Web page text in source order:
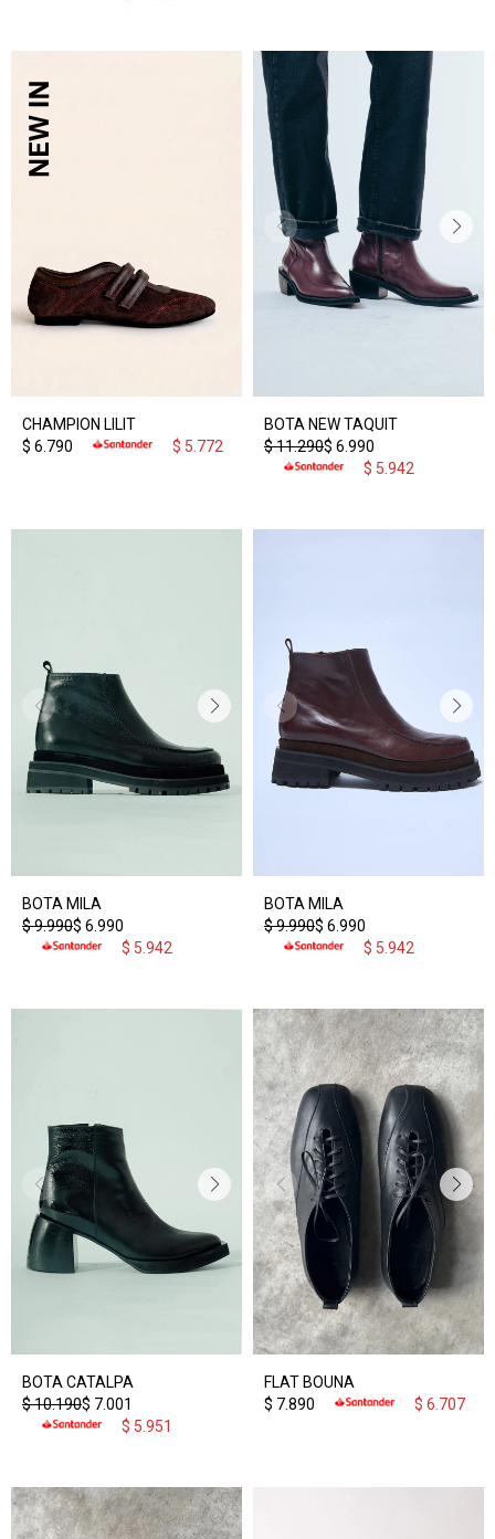
CHAMPION LILIT
$ 6.790 $ 5.772
BOTA NEW TAQUIT
$ 6.990
$11.290
$ 5.942
BOTA MILA
$ 6.990
$9.990
$ 5.942
BOTA MILA
$ 6.990
$9.990
$ 5.942
BOTA CATALPA
$ 7.001
$10.190
$ 5.951
FLAT BOUNA
$ 7.890 $ 6.707